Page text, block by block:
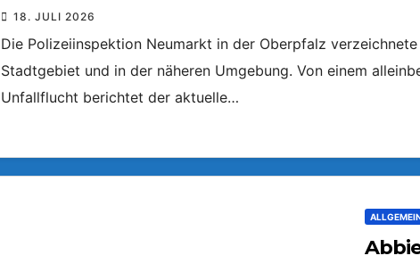
18. JULI 2026
Die Polizeiinspektion Neumarkt in der Oberpfalz
Stadtgebiet und in der näheren Umgebung. Von einem
Unfallflucht berichtet der aktuelle…